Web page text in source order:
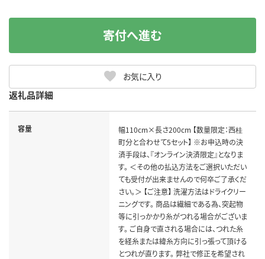
お気に入り
寄付へ進む
返礼品詳細
容量
幅110cm×長さ200cm 【数量限定：西桂
町分と合わせて5セット】 ※お申込時の決
済手段は、『オンライン決済限定』となりま
す。 ＜その他の払込方法をご選択いただい
ても受付が出来ませんので何卒ご了承くだ
さい。＞ 【ご注意】 洗濯方法はドライクリー
ニングです。 商品は繊細である為、突起物
等に引っかかり糸がつれる場合がございま
す。 ご自身で直される場合には、つれた糸
を経糸または緯糸方向に引っ張って頂ける
とつれが直ります。 弊社で修正を希望され